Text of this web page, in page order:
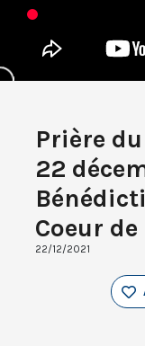
Prière
22
Coeur
22/12/2021